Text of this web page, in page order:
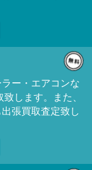
ー・エアコンな
します。また、
張買取査定致し